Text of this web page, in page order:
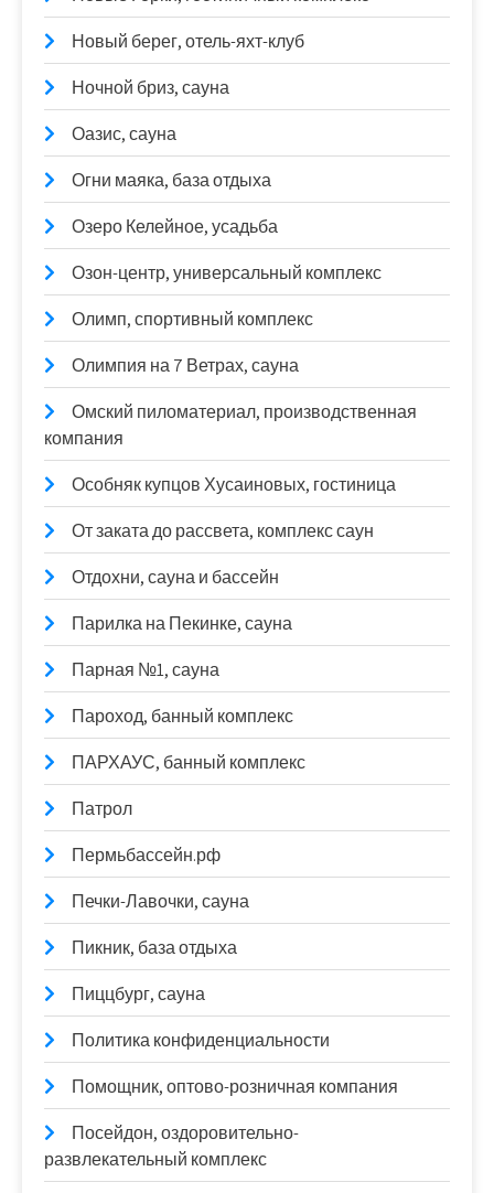
Новый берег, отель-яхт-клуб
Ночной бриз, сауна
Оазис, сауна
Огни маяка, база отдыха
Озеро Келейное, усадьба
Озон-центр, универсальный комплекс
Олимп, спортивный комплекс
Олимпия на 7 Ветрах, сауна
Омский пиломатериал, производственная
компания
Особняк купцов Хусаиновых, гостиница
От заката до рассвета, комплекс саун
Отдохни, сауна и бассейн
Парилка на Пекинке, сауна
Парная №1, сауна
Пароход, банный комплекс
ПАРХАУС, банный комплекс
Патрол
Пермьбассейн.рф
Печки-Лавочки, сауна
Пикник, база отдыха
Пиццбург, сауна
Политика конфиденциальности
Помощник, оптово-розничная компания
Посейдон, оздоровительно-
развлекательный комплекс